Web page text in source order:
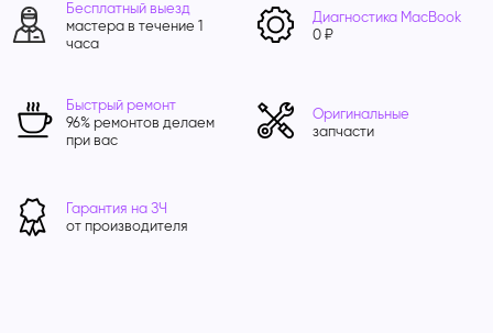
Бесплатный выезд
мастера в течение 1
часа
Диагностика MacBook
0 ₽
Быстрый ремонт
96% ремонтов делаем
при вас
Оригинальные
запчасти
Гарантия на ЗЧ
от производителя